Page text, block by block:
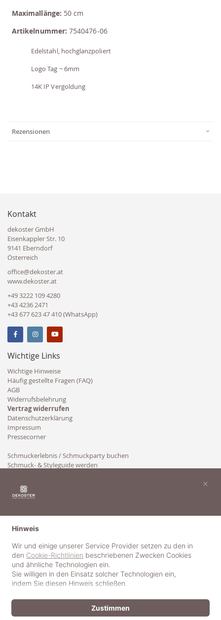
Maximallänge: 50 cm
Artikelnummer:7540476-06
Edelstahl, hochglanzpoliert
Logo Tag ~ 6mm
14K IP Vergoldung
Rezensionen
Kontakt
dekoster GmbH
Eisenkappler Str. 10
9141 Eberndorf
Österreich
office@dekoster.at
www.dekoster.at
+49 3222 109 4280
+43 4236 2471
+43 677 623 47 410 (WhatsApp)
Wichtige Links
Wichtige Hinweise
Häufig gestellte Fragen (FAQ)
AGB
Widerrufsbelehrung
Vertrag widerrufen
Datenschutzerklärung
Impressum
Pressecorner
Schmuckerlebnis / Schmuckparty buchen
Schmuck- & Styleguide werden
Hinweis
Wir und einige unserer Service Provider setzen zu den in
den Cookie-Richtlinien beschriebenen Zwecken Cookies
und ähnliche Technologien ein.
Sie willigen in den Einsatz solcher Technologien ein,
indem Sie diesen Hinweis schließen.
Zustimmen
×